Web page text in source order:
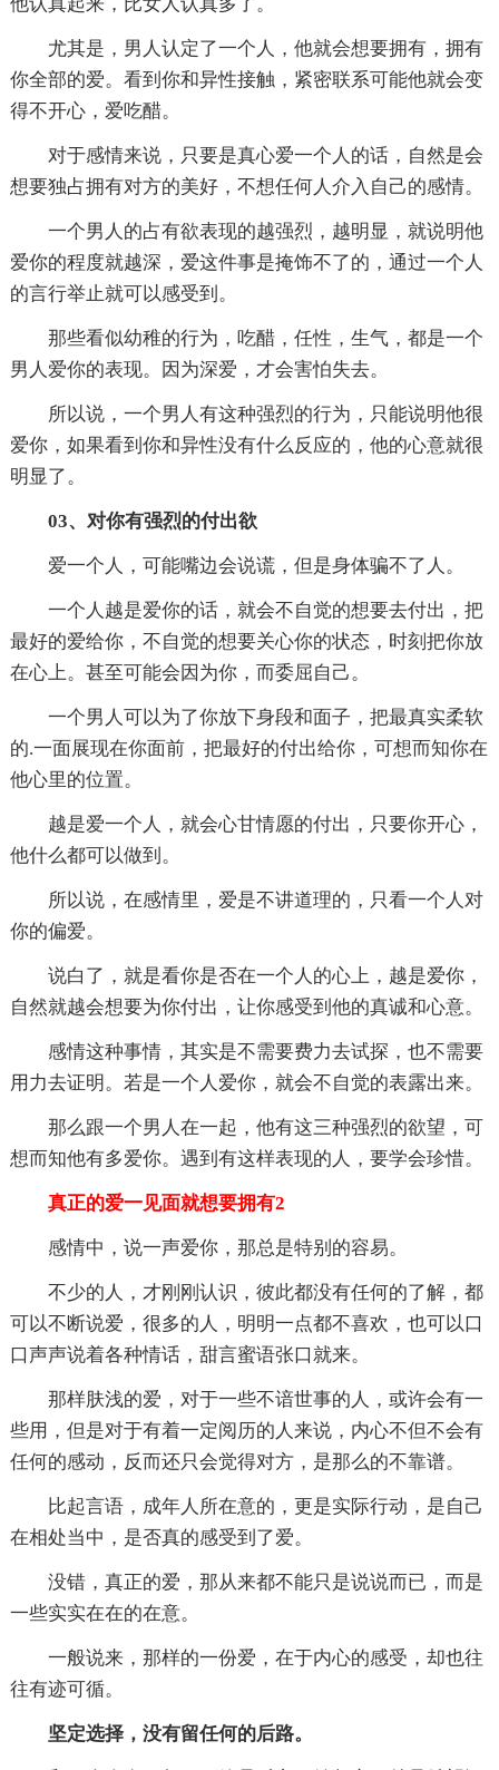
尤其是，男人认定了一个人，他就会想要拥有，拥有
你全部的爱。看到你和异性接触，紧密联系可能他就会变
得不开心，爱吃醋。
对于感情来说，只要是真心爱一个人的话，自然是会
想要独占拥有对方的美好，不想任何人介入自己的感情。
一个男人的占有欲表现的越强烈，越明显，就说明他
爱你的程度就越深，爱这件事是掩饰不了的，通过一个人
的言行举止就可以感受到。
那些看似幼稚的行为，吃醋，任性，生气，都是一个
男人爱你的表现。因为深爱，才会害怕失去。
所以说，一个男人有这种强烈的行为，只能说明他很
爱你，如果看到你和异性没有什么反应的，他的心意就很
明显了。
03、对你有强烈的付出欲
爱一个人，可能嘴边会说谎，但是身体骗不了人。
一个人越是爱你的话，就会不自觉的想要去付出，把
最好的爱给你，不自觉的想要关心你的状态，时刻把你放
在心上。甚至可能会因为你，而委屈自己。
一个男人可以为了你放下身段和面子，把最真实柔软
的.一面展现在你面前，把最好的付出给你，可想而知你在
他心里的位置。
越是爱一个人，就会心甘情愿的付出，只要你开心，
他什么都可以做到。
所以说，在感情里，爱是不讲道理的，只看一个人对
你的偏爱。
说白了，就是看你是否在一个人的心上，越是爱你，
自然就越会想要为你付出，让你感受到他的真诚和心意。
感情这种事情，其实是不需要费力去试探，也不需要
用力去证明。若是一个人爱你，就会不自觉的表露出来。
那么跟一个男人在一起，他有这三种强烈的欲望，可
想而知他有多爱你。遇到有这样表现的人，要学会珍惜。
真正的爱一见面就想要拥有2
感情中，说一声爱你，那总是特别的容易。
不少的人，才刚刚认识，彼此都没有任何的了解，都
可以不断说爱，很多的人，明明一点都不喜欢，也可以口
口声声说着各种情话，甜言蜜语张口就来。
那样肤浅的爱，对于一些不谙世事的人，或许会有一
些用，但是对于有着一定阅历的人来说，内心不但不会有
任何的感动，反而还只会觉得对方，是那么的不靠谱。
比起言语，成年人所在意的，更是实际行动，是自己
在相处当中，是否真的感受到了爱。
没错，真正的爱，那从来都不能只是说说而已，而是
一些实实在在的在意。
一般说来，那样的一份爱，在于内心的感受，却也往
往有迹可循。
坚定选择，没有留任何的后路。